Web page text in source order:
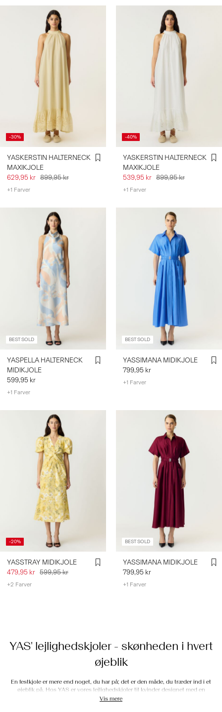
-30%
YASKERSTIN HALTERNECK
MAXIKJOLE
629,95 kr 899,95 kr
+1 Farver
-40%
YASKERSTIN HALTERNECK
MAXIKJOLE
539,95 kr 899,95 kr
+1 Farver
BEST SOLD
YASPELLA HALTERNECK
MIDIKJOLE
599,95 kr
+1 Farver
BEST SOLD
YASSIMANA MIDIKJOLE
799,95 kr
+1 Farver
-20%
YASSTRAY MIDIKJOLE
479,95 kr 599,95 kr
+2 Farver
BEST SOLD
YASSIMANA MIDIKJOLE
799,95 kr
+1 Farver
YAS' lejlighedskjoler - skønheden i hvert
øjeblik
En festkjole er mere end noget, du har på; det er den måde, du træder ind i et
øjeblik på. Hos YAS er vores lejlighedskjoler til kvinder designet med en
forståelse for elegance, der føles naturlig og udtryksfuld. Hvert stykke tøj bærer
Vis mere